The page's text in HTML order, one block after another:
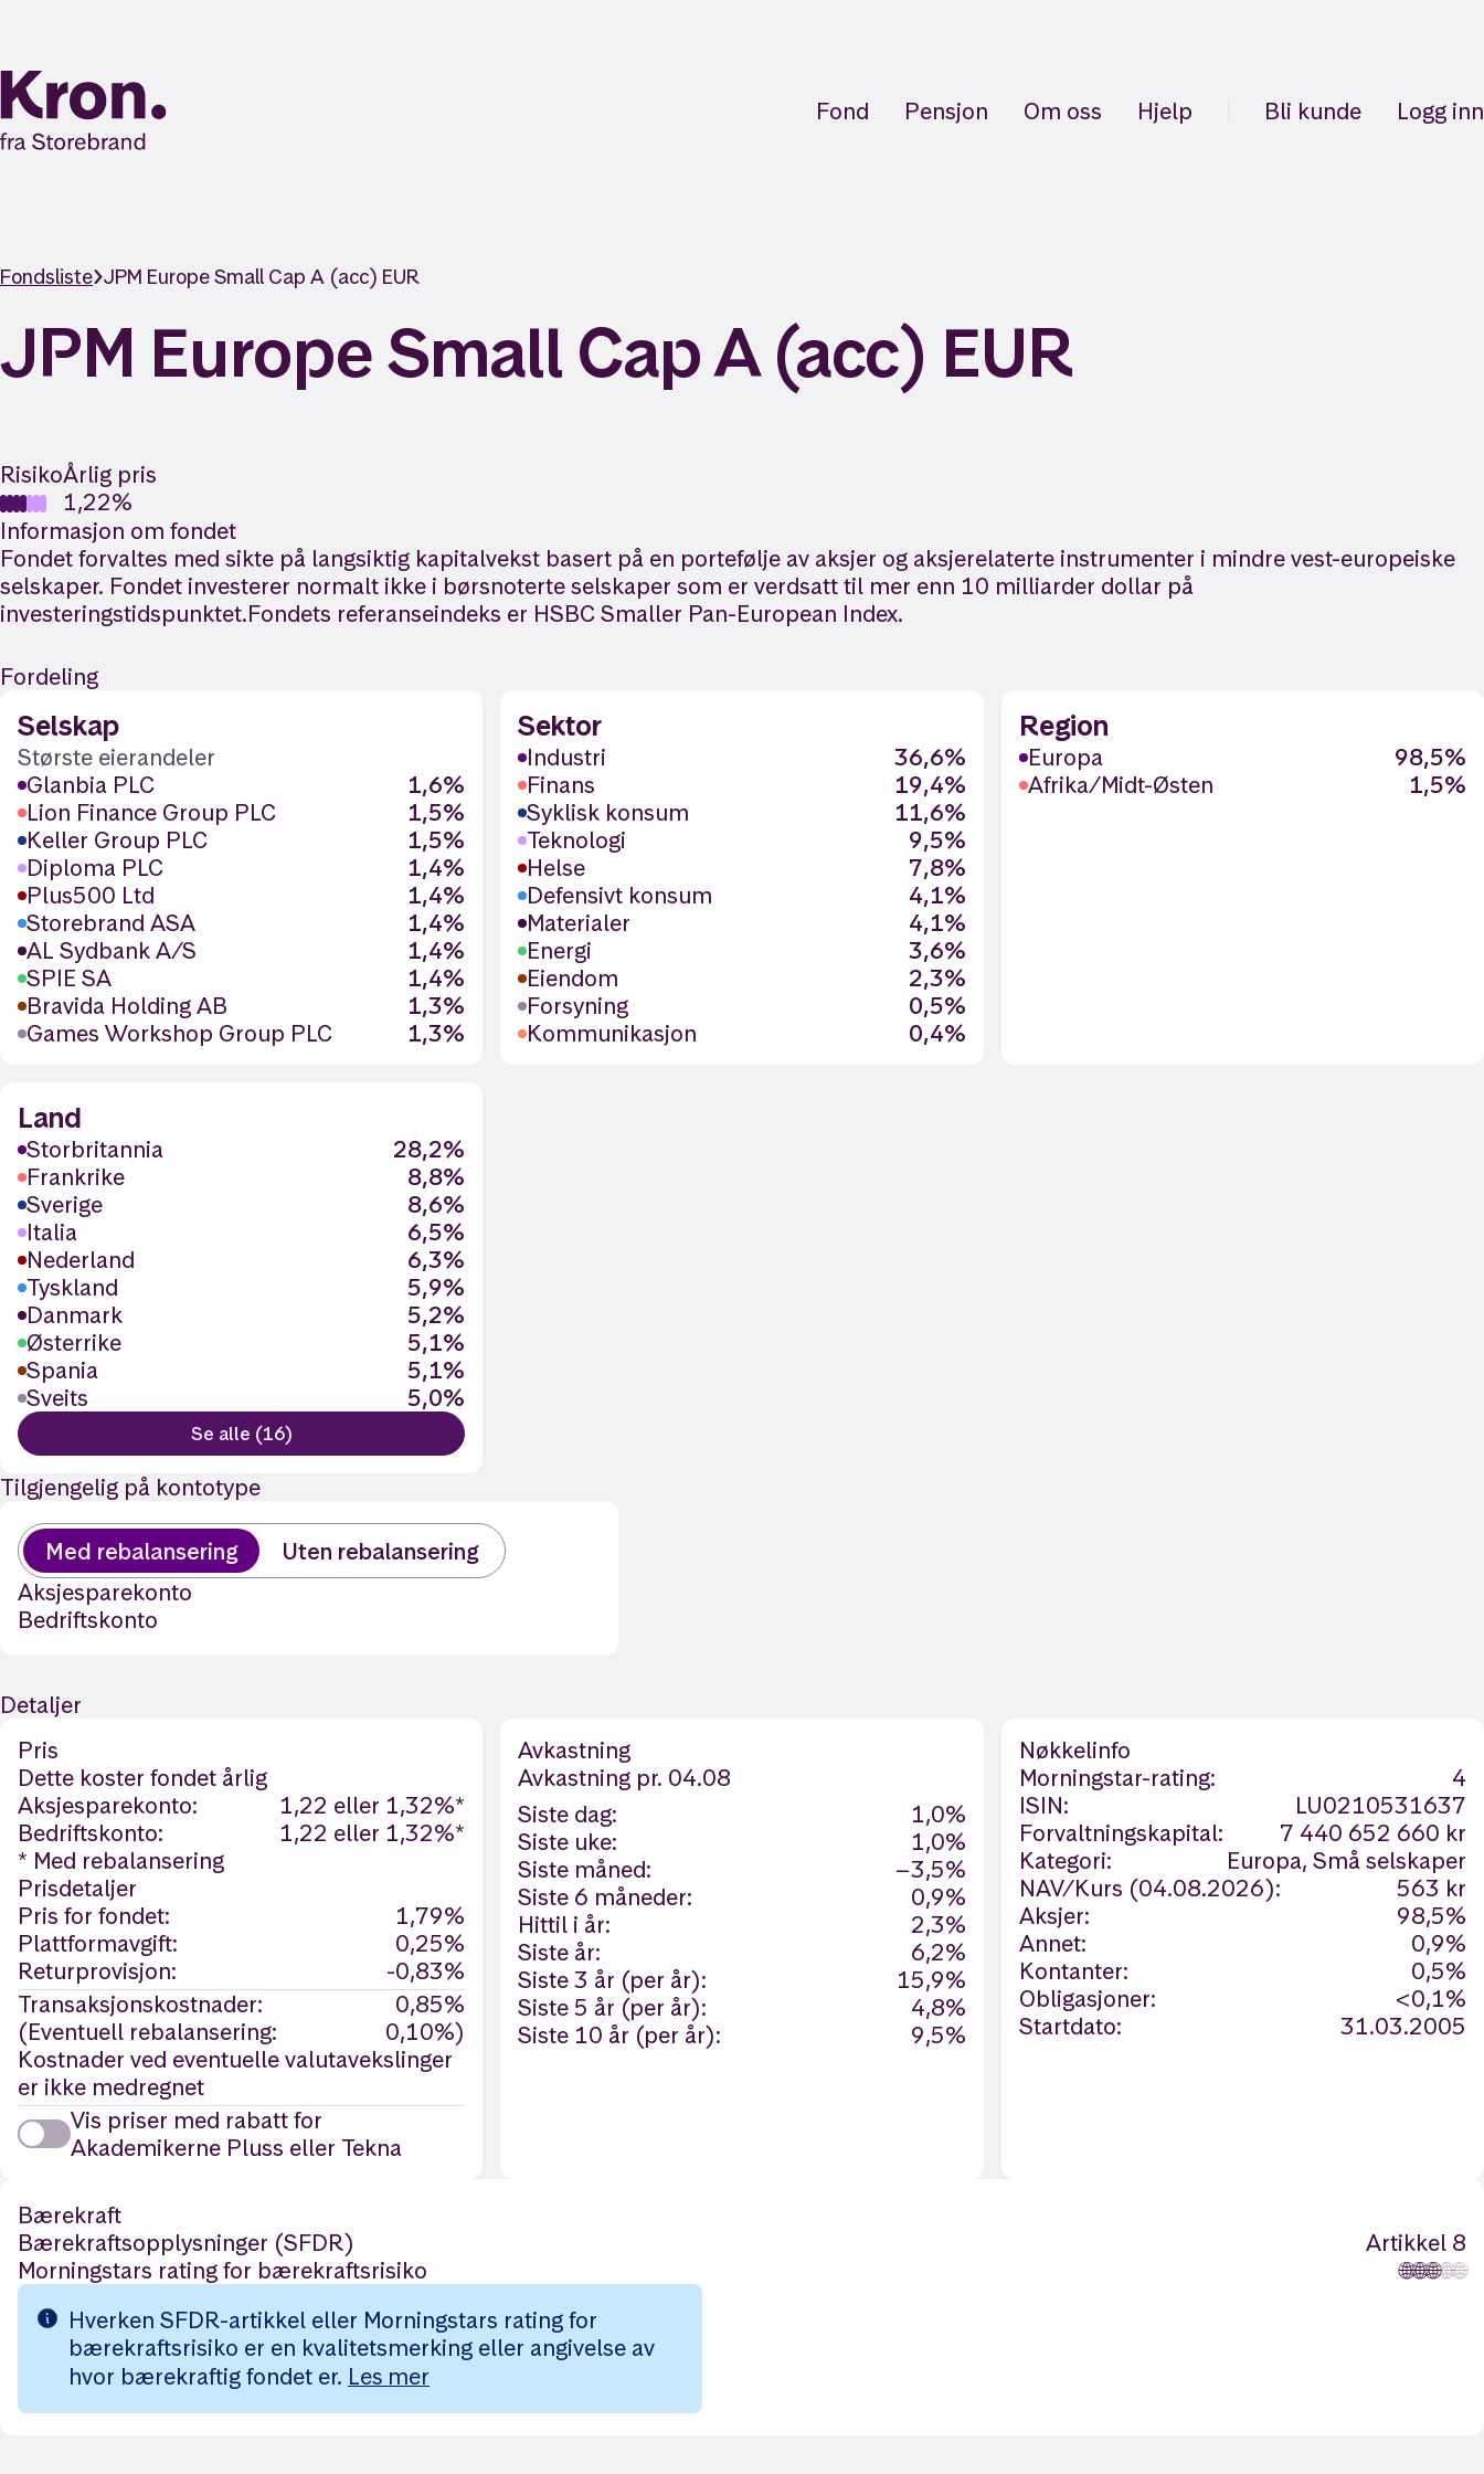
Fond Pensjon Om oss Hjelp Bli kunde Logg inn
Fondsliste JPM Europe Small Cap A (acc) EUR
JPM Europe Small Cap A (acc) EUR
RisikoÅrlig pris
1,22%
Informasjon om fondet
Fondet forvaltes med sikte på langsiktig kapitalvekst basert på en portefølje av aksjer og aksjerelaterte instrumenter i mindre vest-europeiske
selskaper. Fondet investerer normalt ikke i børsnoterte selskaper som er verdsatt til mer enn 10 milliarder dollar på
investeringstidspunktet.Fondets referanseindeks er HSBC Smaller Pan-European Index.
Fordeling
Selskap
Største eierandeler
Glanbia PLC
1,6%
Lion Finance Group PLC
1,5%
Keller Group PLC
1,5%
Diploma PLC
1,4%
Plus500 Ltd
1,4%
Storebrand ASA
1,4%
AL Sydbank A/S
1,4%
SPIE SA
1,4%
Bravida Holding AB
1,3%
Games Workshop Group PLC
1,3%
Sektor
Industri
36,6%
Finans
19,4%
Syklisk konsum
11,6%
Teknologi
9,5%
Helse
7,8%
Defensivt konsum
4,1%
Materialer
4,1%
Energi
3,6%
Eiendom
2,3%
Forsyning
0,5%
Kommunikasjon
0,4%
Region
Europa
98,5%
Afrika/Midt-Østen
1,5%
Land
Storbritannia
28,2%
Frankrike
8,8%
Sverige
8,6%
Italia
6,5%
Nederland
6,3%
Tyskland
5,9%
Danmark
5,2%
Østerrike
5,1%
Spania
5,1%
Sveits
5,0%
Se alle (16)
Tilgjengelig på kontotype
Med rebalansering
Uten rebalansering
Aksjesparekonto
Bedriftskonto
Detaljer
Pris
Dette koster fondet årlig
Aksjesparekonto:
1,22 eller 1,32%*
Bedriftskonto:
1,22 eller 1,32%*
* Med rebalansering
Prisdetaljer
Pris for fondet:
1,79%
Plattformavgift:
0,25%
Returprovisjon:
-0,83%
Transaksjonskostnader:
0,85%
(Eventuell rebalansering:
0,10%)
Kostnader ved eventuelle valutavekslinger
er ikke medregnet
Vis priser med rabatt for
Akademikerne Pluss eller Tekna
Avkastning
Avkastning pr. 04.08
Siste dag:
1,0%
Siste uke:
1,0%
Siste måned:
−3,5%
Siste 6 måneder:
0,9%
Hittil i år:
2,3%
Siste år:
6,2%
Siste 3 år (per år):
15,9%
Siste 5 år (per år):
4,8%
Siste 10 år (per år):
9,5%
Nøkkelinfo
Morningstar-rating:
4
ISIN:
LU0210531637
Forvaltningskapital:
7 440 652 660 kr
Kategori:
Europa, Små selskaper
NAV/Kurs (04.08.2026):
563 kr
Aksjer:
98,5%
Annet:
0,9%
Kontanter:
0,5%
Obligasjoner:
<0,1%
Startdato:
31.03.2005
Bærekraft
Bærekraftsopplysninger (SFDR)
Artikkel 8
Morningstars rating for bærekraftsrisiko
🌐🌐🌐🌐🌐
Hverken SFDR-artikkel eller Morningstars rating for
bærekraftsrisiko er en kvalitetsmerking eller angivelse av
hvor bærekraftig fondet er. Les mer